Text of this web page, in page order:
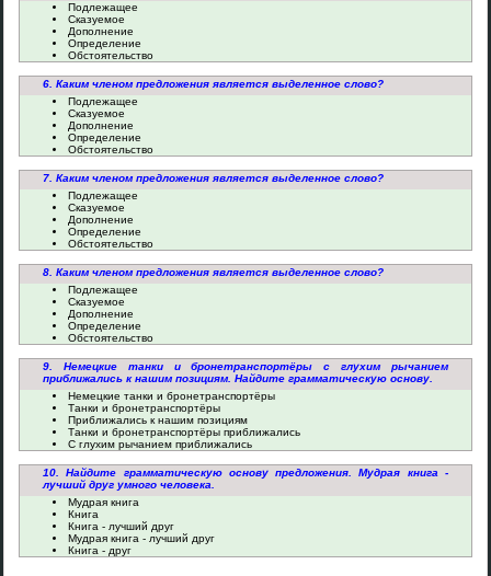
Подлежащее
Сказуемое
Дополнение
Определение
Обстоятельство
6. Каким членом предложения является выделенное слово?
Подлежащее
Сказуемое
Дополнение
Определение
Обстоятельство
7. Каким членом предложения является выделенное слово?
Подлежащее
Сказуемое
Дополнение
Определение
Обстоятельство
8. Каким членом предложения является выделенное слово?
Подлежащее
Сказуемое
Дополнение
Определение
Обстоятельство
9. Немецкие танки и бронетранспортёры с глухим рычанием
приближались к нашим позициям. Найдите грамматическую основу.
Немецкие танки и бронетранспортёры
Танки и бронетранспортёры
Приближались к нашим позициям
Танки и бронетранспортёры приближались
С глухим рычанием приближались
10. Найдите грамматическую основу предложения. Мудрая книга -
лучший друг умного человека.
Мудрая книга
Книга
Книга - лучший друг
Мудрая книга - лучший друг
Книга - друг